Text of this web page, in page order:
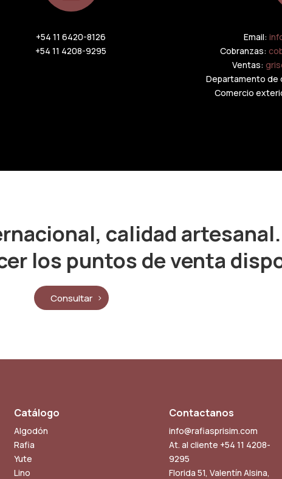
+54 11 6420-8126
+54 11 4208-9295
Email:
Cobranzas:
Ventas:
Departamento de
Comercio
calidad artesanal.
los puntos de venta
Consultar
Catálogo
Algodón
Rafia
Yute
Lino
Contactanos
info@rafiasprisim.com
At. al cliente +54 11 4208-
9295
Florida 51, Valentín Alsina,